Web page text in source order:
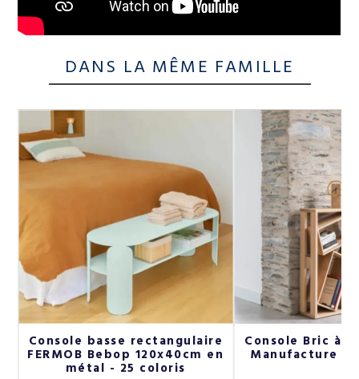
DANS LA MÊME FAMILLE
Console basse rectangulaire
FERMOB Bebop 120x40cm en
métal - 25 coloris
Console Bric à
Manufacture